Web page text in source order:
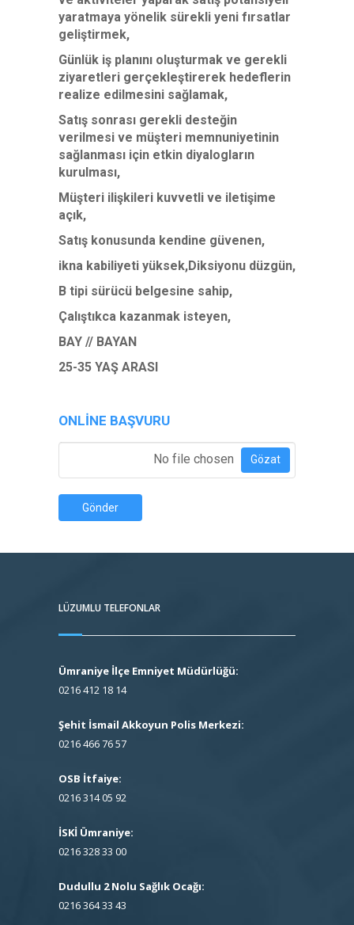
yaratmaya yönelik sürekli yeni fırsatlar
geliştirmek,
Günlük iş planını oluşturmak ve gerekli
ziyaretleri gerçekleştirerek hedeflerin
realize edilmesini sağlamak,
Satış sonrası gerekli desteğin
verilmesi ve müşteri memnuniyetinin
sağlanması için etkin diyalogların
kurulması,
Müşteri ilişkileri kuvvetli ve iletişime
açık,
Satış konusunda kendine güvenen,
ikna kabiliyeti yüksek,Diksiyonu düzgün,
B tipi sürücü belgesine sahip,
Çalıştıkca kazanmak isteyen,
BAY // BAYAN
25-35 YAŞ ARASI
ONLINE BAŞVURU
No file chosen Gözat
Gönder
LÜZUMLU TELEFONLAR
Ümraniye İlçe Emniyet Müdürlüğü:
0216 412 18 14
Şehit İsmail Akkoyun Polis Merkezi:
0216 466 76 57
OSB İtfaiye:
0216 314 05 92
İSKİ Ümraniye:
0216 328 33 00
Dudullu 2 Nolu Sağlık Ocağı:
0216 364 33 43